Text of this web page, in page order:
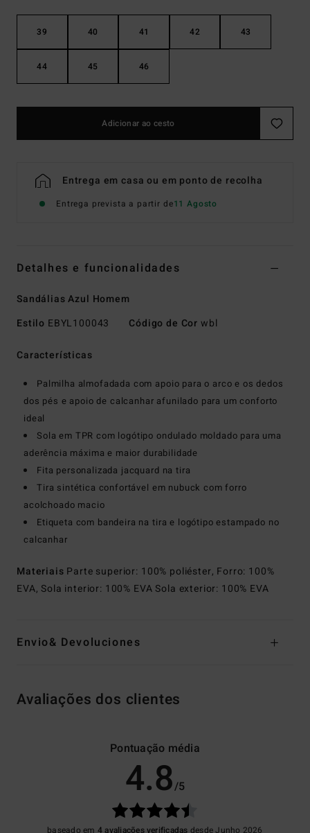
39 40 41 42 43
44 45 46
Adicionar ao cesto
Entrega em casa ou em ponto de recolha
Entrega prevista a partir de11 Agosto
Detalhes e funcionalidades
Sandálias Azul Homem
Estilo EBYL100043 Código de Cor wbl
Características
Palmilha almofadada com apoio para o arco e os dedos
dos pés e apoio de calcanhar afunilado para um conforto
ideal
Sola em TPR com logótipo ondulado moldado para uma
aderência máxima e maior durabilidade
Fita personalizada jacquard na tira
Tira sintética confortável em nubuck com forro
acolchoado macio
Etiqueta com bandeira na tira e logótipo estampado no
calcanhar
Materiais Parte superior: 100% poliéster, Forro: 100%
EVA, Sola interior: 100% EVA Sola exterior: 100% EVA
Envio& Devoluciones
Avaliações dos clientes
Pontuação média
4.8/5